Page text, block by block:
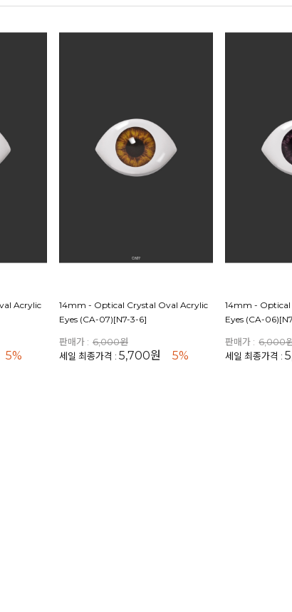
Acrylic
5%
14mm - Optical Crystal Oval Acrylic
Eyes (CA-07)[N7-3-6]
판매가 : 6,000원
세일 최종가격 : 5,700원 5%
14mm -
Eyes (CA-
판매가 : 6,000
세일 최종가격 :